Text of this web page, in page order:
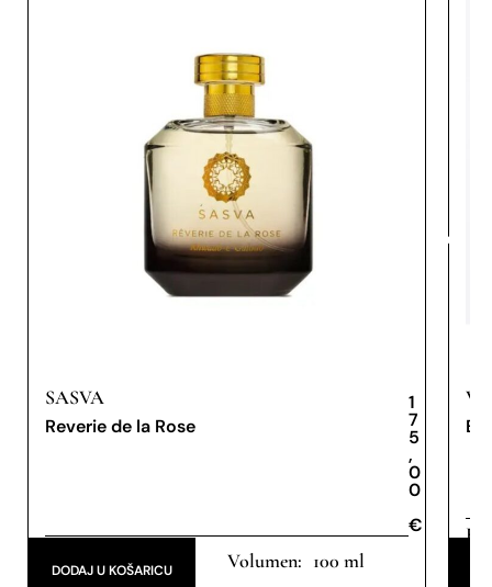
SASVA
Reverie de la Rose
1
7
5
,
0
0
€
100 ml
DODAJ U KOŠARICU